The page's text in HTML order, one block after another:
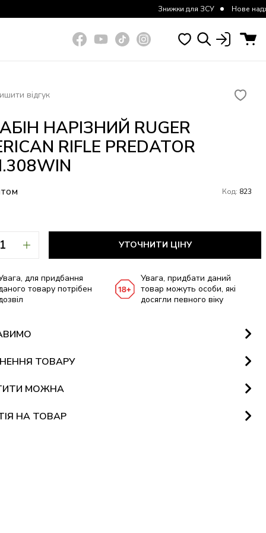
Знижки для ЗСУ Нове надходження
відгук
НАРІЗНИЙ RUGER
RIFLE PREDATOR
Код: 823
УТОЧНИТИ ЦІНУ
для придбання
товару потрібен
Увага, придбати даний
товар можуть особи, які
досягли певного віку
ТОВАРУ
МОЖНА
НА ТОВАР